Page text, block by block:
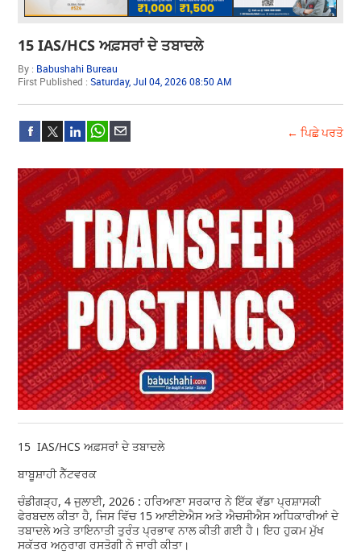
15 IAS/HCS ਅਫ਼ਸਰਾਂ ਦੇ ਤਬਾਦਲੇ
By : Babushahi Bureau
First Published :Saturday, Jul 04, 2026 08:50 AM
← ਪਿਛੇ ਪਰਤੋ
15 IAS/HCS ਅਫ਼ਸਰਾਂ ਦੇ ਤਬਾਦਲੇ
ਬਾਬੂਸ਼ਾਹੀ ਨੈੱਟਵਰਕ
ਚੰਡੀਗੜ੍ਹ, 4 ਜੁਲਾਈ, 2026 : ਹਰਿਆਣਾ ਸਰਕਾਰ ਨੇ ਇੱਕ ਵੱਡਾ ਪ੍ਰਸ਼ਾਸਕੀ
ਫੇਰਬਦਲ ਕੀਤਾ ਹੈ, ਜਿਸ ਵਿੱਚ 15 ਆਈਏਐਸ ਅਤੇ ਐਚਸੀਐਸ ਅਧਿਕਾਰੀਆਂ ਦੇ
ਤਬਾਦਲੇ ਅਤੇ ਤਾਇਨਾਤੀ ਤੁਰੰਤ ਪ੍ਰਭਾਵ ਨਾਲ ਕੀਤੀ ਗਈ ਹੈ। ਇਹ ਹੁਕਮ ਮੁੱਖ
ਸਕੱਤਰ ਅਨੁਰਾਗ ਰਸਤੋਗੀ ਨੇ ਜਾਰੀ ਕੀਤਾ।